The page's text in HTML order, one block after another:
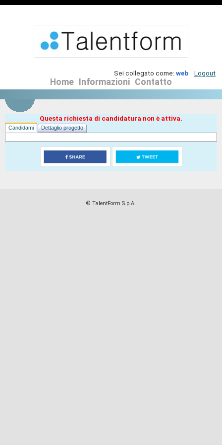
Sei collegato come: web Logout
Home Informazioni Contatto
Questa richiesta di candidatura non è attiva.
Candidami Dettaglio progetto
© TalentForm S.p.A.